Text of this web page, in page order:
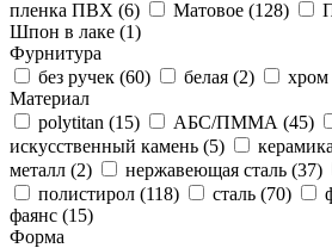
пленка ПВХ (6) Матовое (128)
Шпон в лаке (1)
Фурнитура
без ручек (60) белая (2) хром
Материал
polytitan (15) АБС/ПММА (45)
искусственный камень (5)
металл (2) нержавеющая сталь (37)
полистирол (118) сталь (70)
фаянс (15)
Форма